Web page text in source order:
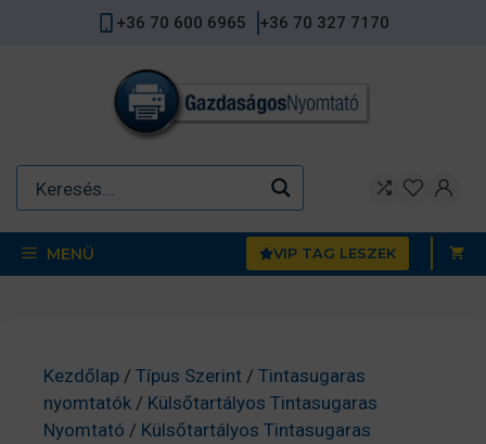
+36 70 600 6965 +36 70 327 7170
MENÜ VIP TAG LESZEK
Kezdőlap / Típus Szerint / Tintasugaras
nyomtatók / Külsőtartályos Tintasugaras
Nyomtató / Külsőtartályos Tintasugaras